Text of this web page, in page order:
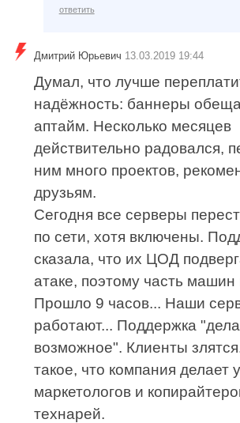
ответить
Дмитрий Юрьевич 13.03.2019 19:44
Думал, что лучше
надёжность: баннеры
аптайм. Несколько месяцев
действительно радовался,
ним много проектов,
друзьям.
Сегодня все серверы
по сети, хотя включены.
сказала, что их ЦОД
атаке, поэтому часть машин
Прошло 9 часов... Наши
работают... Поддержка
возможное". Клиенты
такое, что компания делает
маркетологов и
технарей.